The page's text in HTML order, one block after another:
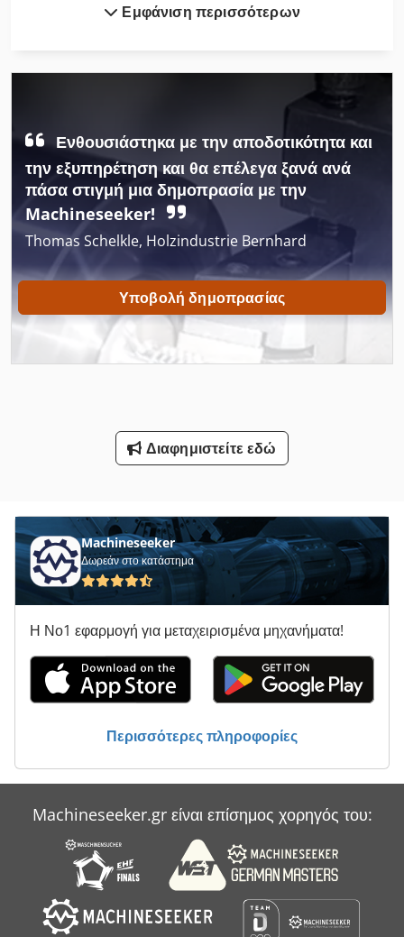
V E P Μηχανήματα Gmbh
Αρχίζει Με Στοίβα
Είδα Το Κεφάλι
Εκκεντρικός Τύπος
Κατασκευών Και Κατεδαφίσεων
Κατηγορίες
Λαβη Συγκόλλησης Με Μηχανή
Μηχάνημα Καθαρισμού Και Απολύμανσης
Οχήματα Εργασίας
Συγκόλλησης Με Μηχανή
Συσκευή Φορέα
Τα Φορτηγά
Φορτηγό Με Γερανό
Εμφάνιση περισσότερων
Ενθουσιάστηκα με την αποδοτικότητα και
την εξυπηρέτηση και θα επέλεγα ξανά ανά
πάσα στιγμή μια δημοπρασία με την
Machineseeker!
Thomas Schelkle, Holzindustrie Bernhard
Υποβολή δημοπρασίας
Διαφημιστείτε εδώ
Machineseeker
Δωρεάν στο κατάστημα
Η Νο1 εφαρμογή για μεταχειρισμένα μηχανήματα!
Περισσότερες πληροφορίες
Machineseeker.gr είναι επίσημος χορηγός του: